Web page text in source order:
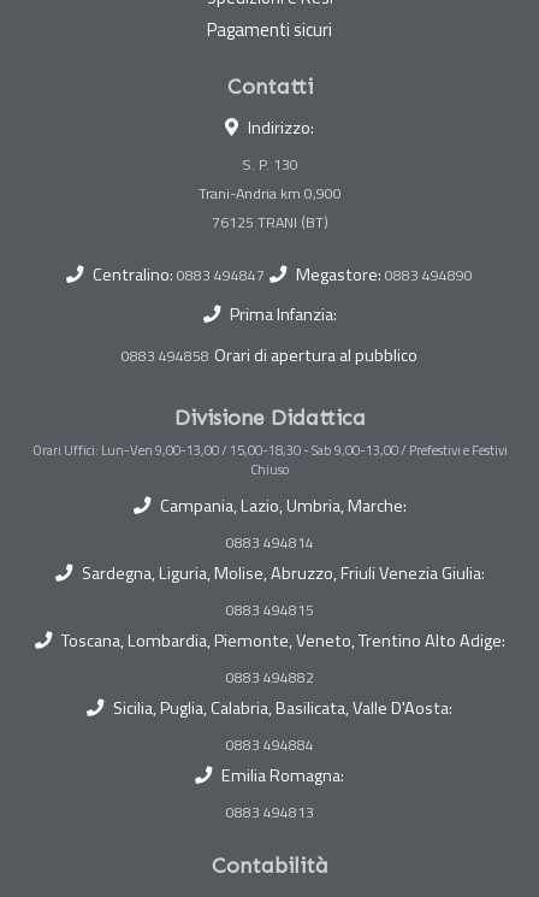
Pagamenti sicuri
Contatti
Indirizzo:
S. P. 130
Trani-Andria km 0,900
Centralino: 0883 494847 Megastore: 0883 494890
Prima Infanzia:
0883 494858 Orari di apertura al pubblico
Divisione Didattica
Orari Uffici: Lun-Ven 9,00-13,00 / 15,00-18,30 - Sab 9,00-13,00 / Prefestivi e Festivi
Chiuso
Campania, Lazio, Umbria, Marche:
0883 494814
Sardegna, Liguria, Molise, Abruzzo, Friuli Venezia Giulia:
0883 494815
Toscana, Lombardia, Piemonte, Veneto, Trentino Alto Adige:
0883 494882
Sicilia, Puglia, Calabria, Basilicata, Valle D'Aosta:
0883 494884
Emilia Romagna:
0883 494813
Contabilità